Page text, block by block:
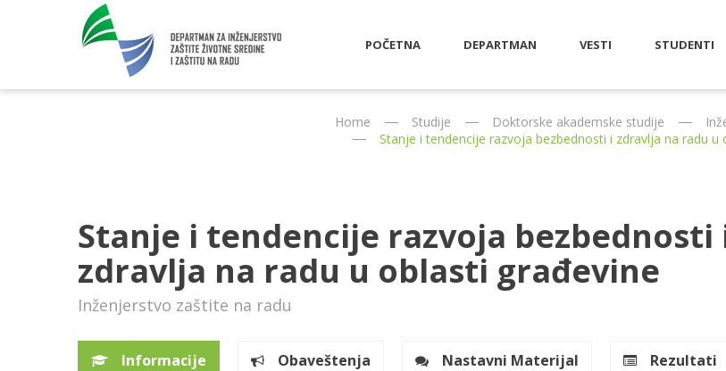
POČETNA DEPARTMAN VESTI STUDENTI
Home Studije Doktorske akademske studije
Stanje i tendencije razvoja bezbednosti i zdravlja na radu u
Stanje i tendencije razvoja bezbednosti
zdravlja na radu u oblasti građevine
Inženjerstvo zaštite na radu
Informacije Obaveštenja Nastavni Materijal Rezultati